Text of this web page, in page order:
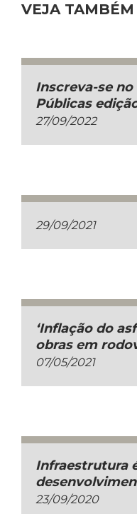
VEJA TAMBÉM
Inscreva-se
Públicas
27/09/2022
29/09/2021
‘Inflação do
obras em
07/05/2021
Infraestrutura
23/09/2020